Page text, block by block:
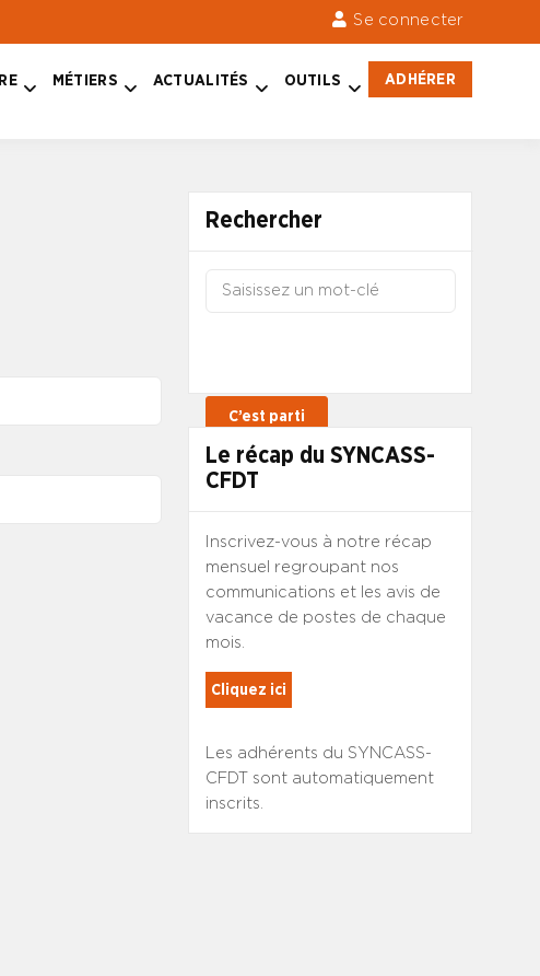
Se connecter
MÉTIERS ACTUALITÉS OUTILS ADHÉRER
Rechercher
Le récap du SYNCASS-
CFDT
Inscrivez-vous à notre récap
mensuel regroupant nos
communications et les avis de
vacance de postes de chaque
mois.
Cliquez ici
Les adhérents du SYNCASS-
CFDT sont automatiquement
inscrits.